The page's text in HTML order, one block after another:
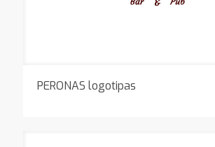
PERONAS logotipas